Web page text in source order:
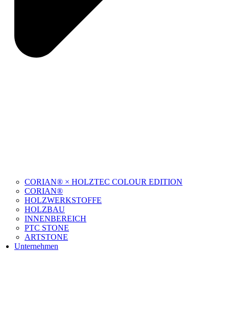
CORIAN® × HOLZTEC COLOUR EDITION
CORIAN®
HOLZWERKSTOFFE
HOLZBAU
INNENBEREICH
PTC STONE
ARTSTONE
Unternehmen